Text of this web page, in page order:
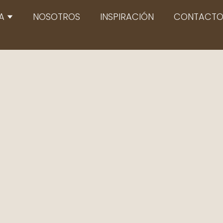
Abrir TIENDANOSOTROS INSPIRACIÓN CONTACTO